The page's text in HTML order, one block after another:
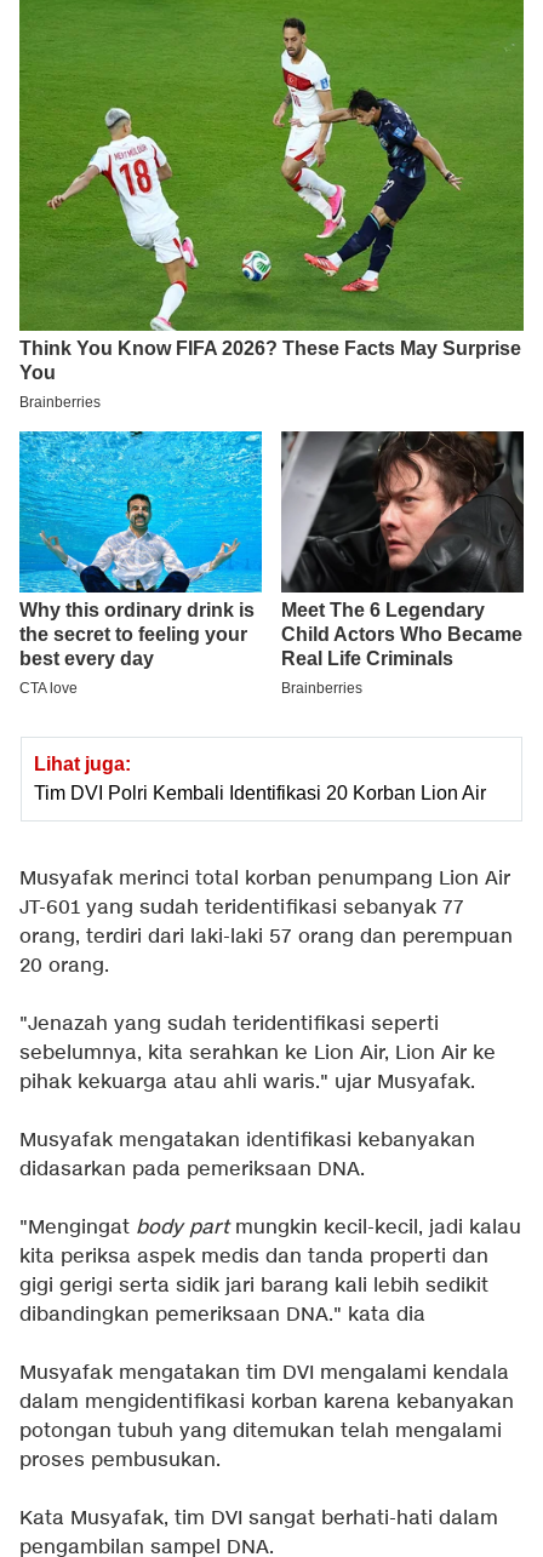
Lihat juga:
Tim DVI Polri Kembali Identifikasi 20 Korban Lion Air
Musyafak merinci total korban penumpang Lion Air
JT-601 yang sudah teridentifikasi sebanyak 77
orang, terdiri dari laki-laki 57 orang dan perempuan
20 orang.
"Jenazah yang sudah teridentifikasi seperti
sebelumnya, kita serahkan ke Lion Air, Lion Air ke
pihak kekuarga atau ahli waris." ujar Musyafak.
Musyafak mengatakan identifikasi kebanyakan
didasarkan pada pemeriksaan DNA.
"Mengingat body partmungkin kecil-kecil, jadi kalau
kita periksa aspek medis dan tanda properti dan
gigi gerigi serta sidik jari barang kali lebih sedikit
dibandingkan pemeriksaan DNA." kata dia
Musyafak mengatakan tim DVI mengalami kendala
dalam mengidentifikasi korban karena kebanyakan
potongan tubuh yang ditemukan telah mengalami
proses pembusukan.
Kata Musyafak, tim DVI sangat berhati-hati dalam
pengambilan sampel DNA.